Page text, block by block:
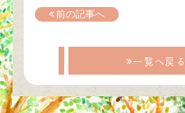
前の記事へ
一覧へ戻る